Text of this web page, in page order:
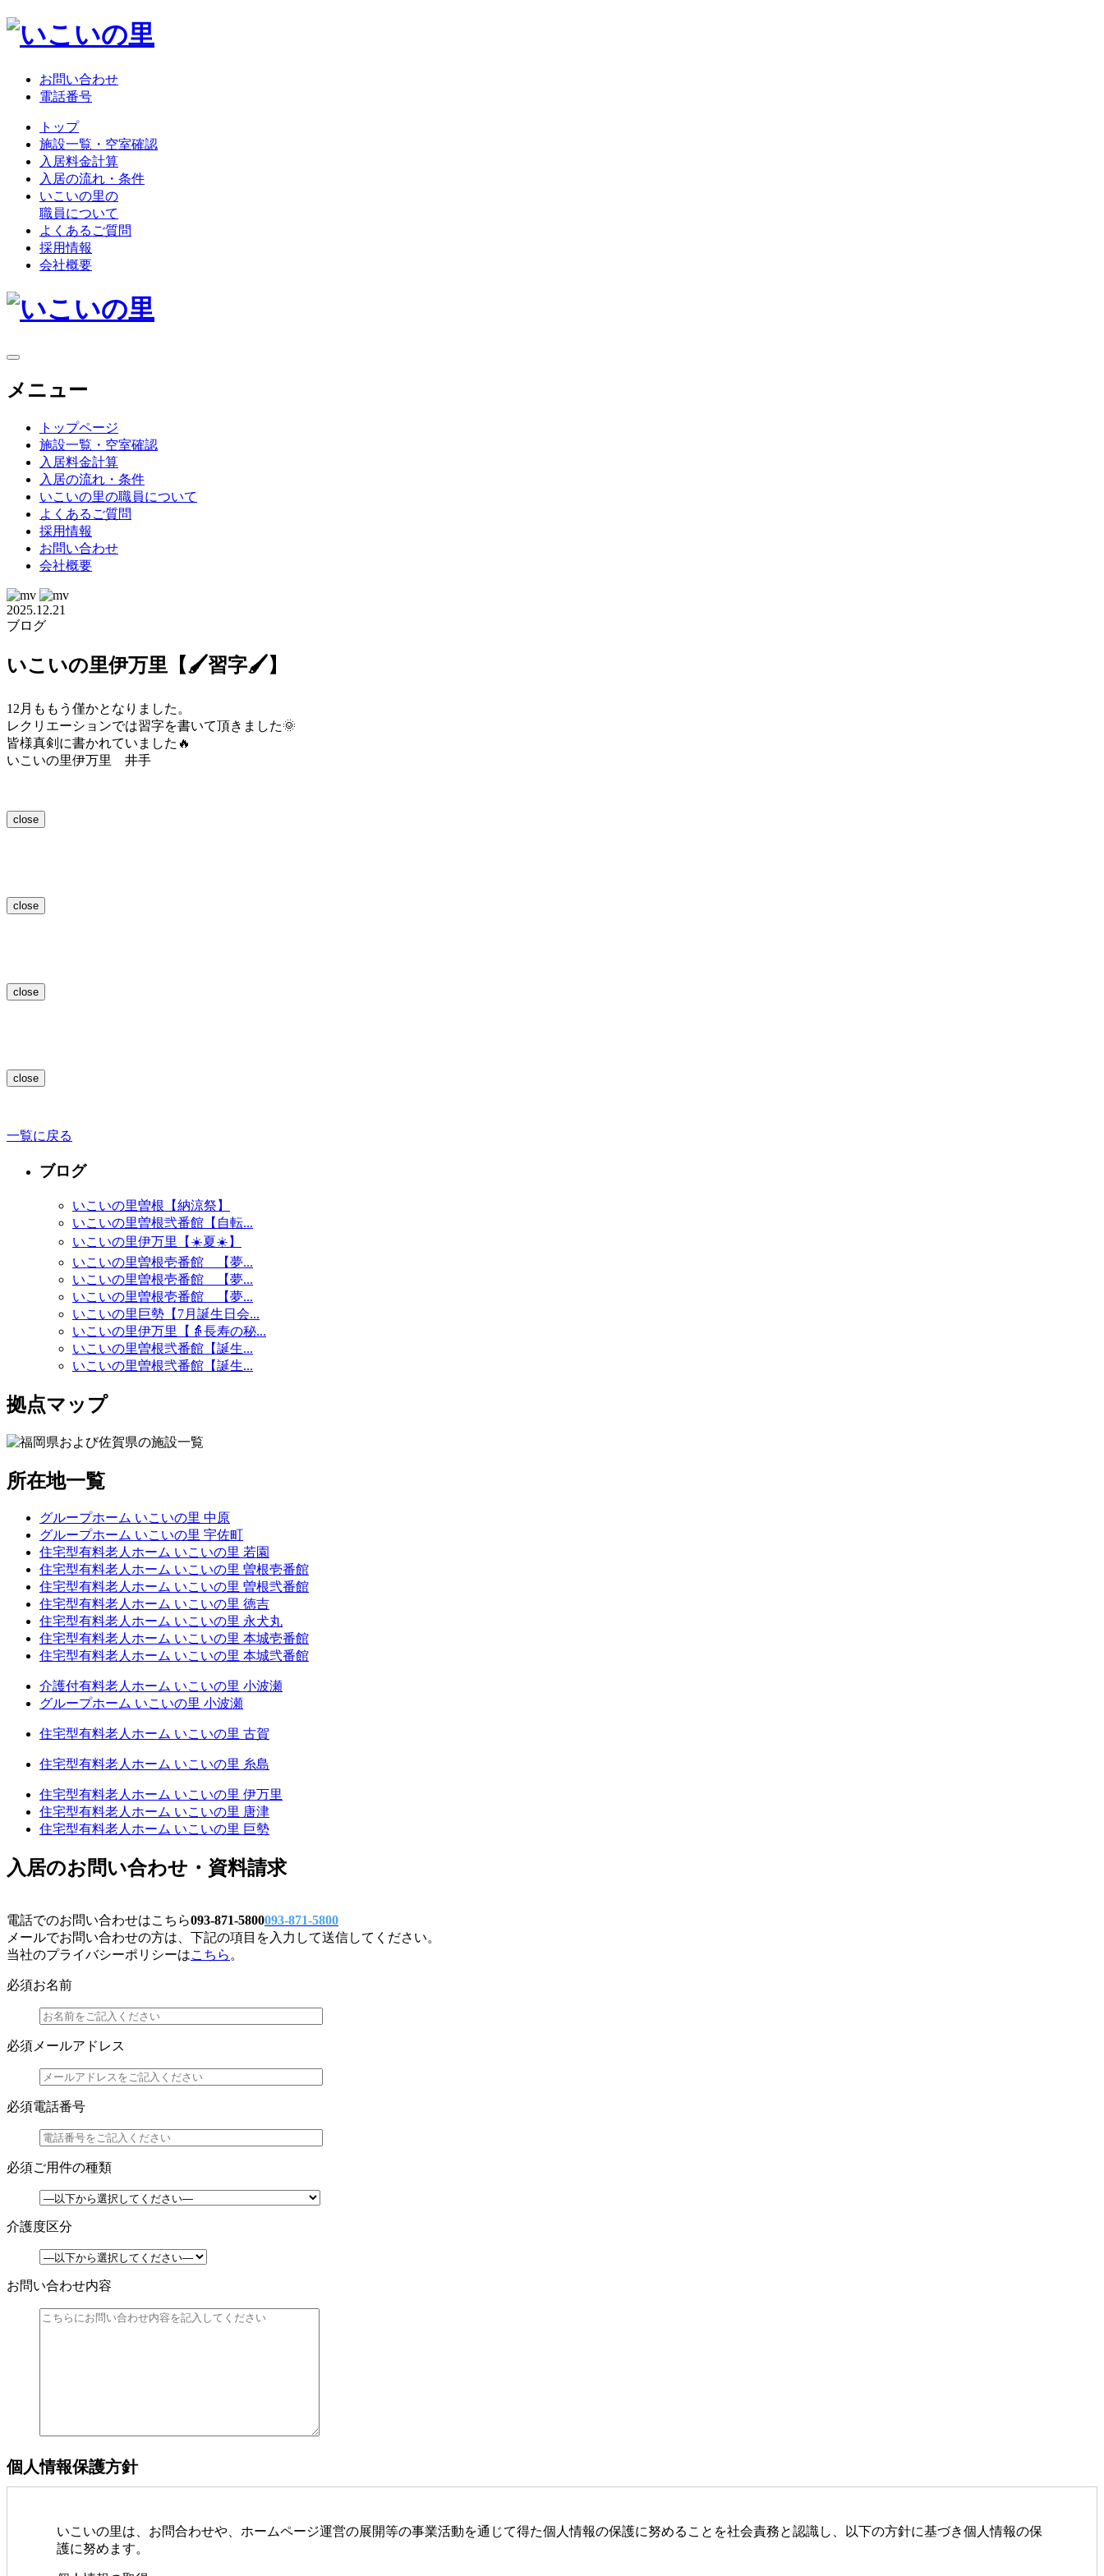
お問い合わせ
電話番号
トップ
施設一覧・空室確認
入居料金計算
入居の流れ・条件
いこいの里の
職員について
よくあるご質問
採用情報
会社概要
メニュー
トップページ
施設一覧・空室確認
入居料金計算
入居の流れ・条件
いこいの里の職員について
よくあるご質問
採用情報
お問い合わせ
会社概要
2025.12.21
ブログ
いこいの里伊万里【🖌️習字🖌️】
12月ももう僅かとなりました。
レクリエーションでは習字を書いて頂きました🌞
皆様真剣に書かれていました🔥
いこいの里伊万里 井手
close
close
close
close
一覧に戻る
ブログ
いこいの里曽根【納涼祭】
いこいの里曽根弐番館【自転...
いこいの里伊万里【☀️夏☀️】
いこいの里曽根壱番館 【夢...
いこいの里曽根壱番館 【夢...
いこいの里曽根壱番館 【夢...
いこいの里巨勢【7月誕生日会...
いこいの里伊万里【👵長寿の秘...
いこいの里曽根弐番館【誕生...
いこいの里曽根弐番館【誕生...
拠点マップ
所在地一覧
グループホーム いこいの里 中原
グループホーム いこいの里 宇佐町
住宅型有料老人ホーム いこいの里 若園
住宅型有料老人ホーム いこいの里 曽根壱番館
住宅型有料老人ホーム いこいの里 曽根弐番館
住宅型有料老人ホーム いこいの里 徳吉
住宅型有料老人ホーム いこいの里 永犬丸
住宅型有料老人ホーム いこいの里 本城壱番館
住宅型有料老人ホーム いこいの里 本城弐番館
介護付有料老人ホーム いこいの里 小波瀬
グループホーム いこいの里 小波瀬
住宅型有料老人ホーム いこいの里 古賀
住宅型有料老人ホーム いこいの里 糸島
住宅型有料老人ホーム いこいの里 伊万里
住宅型有料老人ホーム いこいの里 唐津
住宅型有料老人ホーム いこいの里 巨勢
入居のお問い合わせ・資料請求
電話でのお問い合わせはこちら093-871-5800093-871-5800
メールでお問い合わせの方は、下記の項目を入力して送信してください。
当社のプライバシーポリシーはこちら 。
必須お名前
必須 メールアドレス
必須電話番号
必須ご用件の種類
介護度区分
お問い合わせ内容
個人情報保護方針
いこいの里は、お問合わせや、ホームページ運営の展開等の事業活動を通じて得た個人情報の保護に努めることを社会責務と認識し、以下の方針に基づき個人情報の保
護に努めます。